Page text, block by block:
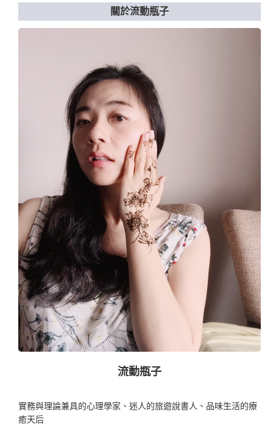
關於流動瓶子
流動瓶子
實務與理論兼具的心理學家、迷人的旅遊說書人、品味生活的療
癒天后